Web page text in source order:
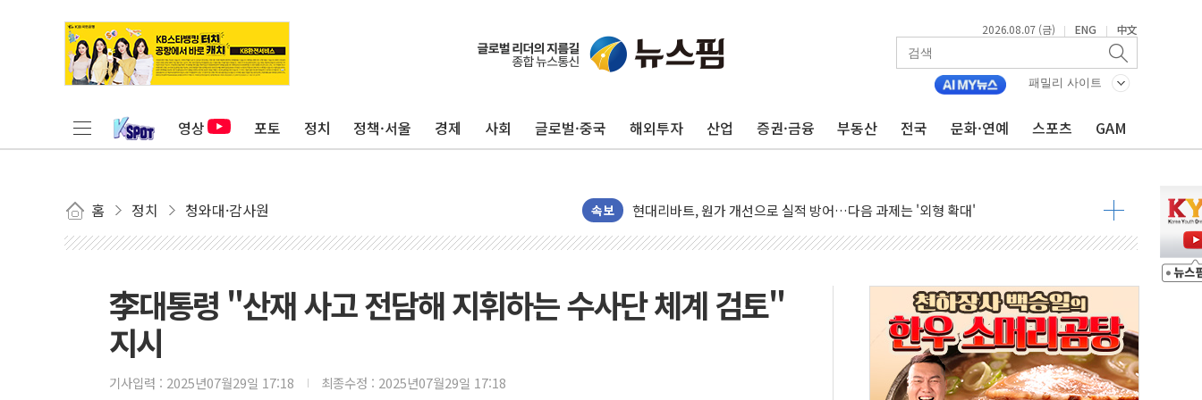
2026.08.07 (금) | ENG | 中文
패밀리 사이트
영상 포토 정치 정책·서울 경제 사회 글로벌·중국 해외투자 산업 증권·금융 부동산 전국 문화·연예 스포츠 GAM
홈 정치 청와대·감사원 속보
카드사 고객 유입 창구 된 '트래블카드'…휴가철 넘어 장기 고객 묶는다
제나벨, 배우 공승연 브랜드 모델 발탁… 부산 광안서 약국 팝업스토어 운영
[채권/외환] 국제유가 급등에 미 국채금리·달러 동반 상승…시장, 美 고용지표 촉각
트럼프, '원정출산 시민권 차단' 행정명령 서명…출생시민권 제한 재시동
현대리바트, 원가 개선으로 실적 방어…다음 과제는 '외형 확대'
"세금 부담 덜자"…비거주 1주택자 귀환 조짐에 전월세시장 '긴장'
[금/유가] 이란의 호르무즈 해협 통항 제한 검토에 유가 3% 급등…금값 보합
뉴욕증시, 유가·금리 부담에 하락…다우 5거래일 랠리 '마침표'
이란, 오만과 호르무즈 해협 재개방 합의 막바지.."美와 직접 협상 없어"
[민주 당권주자 일정] 송영길·정청래·김민석 후보 - 8월 7일
李대통령 "산재 사고 전담해 지휘하는 수사단 체계 검토"
지시
기사입력 : 2025년07월29일 17:18 최종수정 : 2025년07월29일 17:18